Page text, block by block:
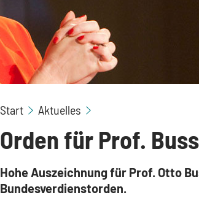
Start Aktuelles
Orden für Prof.
Hohe Auszeichnung für Prof. Otto
Bundesverdienstorden.